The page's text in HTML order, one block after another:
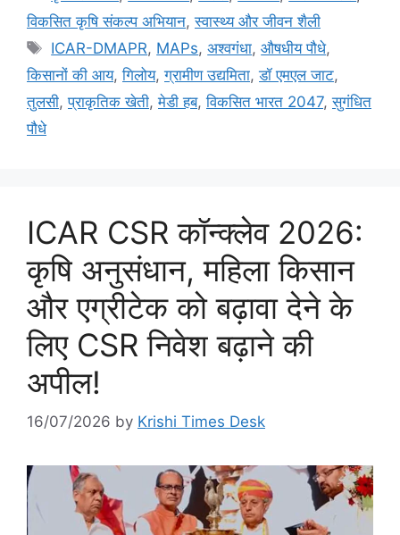
विकसित कृषि संकल्प अभियान,स्वास्थ्य और जीवन शैली
ICAR-DMAPR, MAPs,अश्वगंधा,औषधीय पौधे,
किसानों की आय,गिलोय,ग्रामीण उद्यमिता,डॉ एमएल जाट,
तुलसी,प्राकृतिक खेती,मेडी हब,विकसित भारत 2047,सुगंधित
पौधे
ICAR CSR कॉन्क्लेव 2026:
कृषि अनुसंधान, महिला किसान
और एग्रीटेक को बढ़ावा देने के
लिए CSR निवेश बढ़ाने की
अपील!
16/07/2026 by Krishi Times Desk